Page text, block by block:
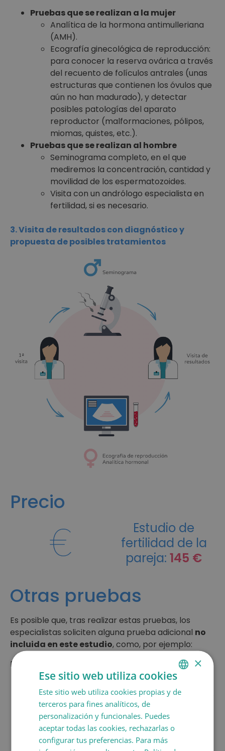
Pruebas que se realizan a la mujer
Analítica de la hormona antimulleriana
(AMH).
Ecografía ginecológica de reproducción:
para conocer la reserva ovárica a través
del recuento de folículos antrales (unas
estructuras que contienen los óvulos que
aún no han madurado), y detectar
posibles patologías del aparato
reproductor (malformaciones, pólipos,
miomas, quistes, etc.).
Pruebas que se realizan al hombre
Seminograma completo, en el que
mediremos la concentración, cantidad y
movilidad de los espermatozoides.
Visita con un andrólogo especialista en
fertilidad, si es necesario.
3. Visita de resultados con diagnóstico y
propuesta de posibles tratamientos
Precio
Estudio de
fertilidad de la
pareja: 145 €
Otras pruebas
Es posible que, tras realizar estas pruebas, los
especialistas soliciten alguna prueba adicional no
incluida en este estudio, como, por ejemplo:
Para la mujer
Citologíay exploración física completa
(exploración mamaria y tacto vaginal): solo se
lleva a cabo si la paciente no ha realizado una
revisión ginecológica anterior a un año que
incluya una citología y pueda facilitarla.
Histerosalpingografía /
SPANISH
×
Ese sitio web utiliza cookies
Este sitio web utiliza cookies propias y de
terceros para fines analíticos, de
personalización y funcionales. Puedes
aceptar todas las cookies, rechazarlas o
configurar tus preferencias. Para más